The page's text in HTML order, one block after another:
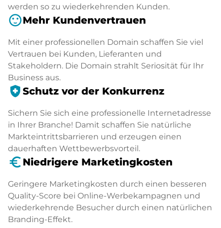
werden so zu wiederkehrenden Kunden.
sentiment_satisfiedMehr Kundenvertrauen
Mit einer professionellen Domain schaffen Sie viel
Vertrauen bei Kunden, Lieferanten und
Stakeholdern. Die Domain strahlt Seriosität für Ihr
Business aus.
health_and_safety Schutz vor der Konkurrenz
Sichern Sie sich eine professionelle Internetadresse
in Ihrer Branche! Damit schaffen Sie natürliche
Markteintrittsbarrieren und erzeugen einen
dauerhaften Wettbewerbsvorteil.
euro_symbol Niedrigere Marketingkosten
Geringere Marketingkosten durch einen besseren
Quality-Score bei Online-Werbekampagnen und
wiederkehrende Besucher durch einen natürlichen
Branding-Effekt.